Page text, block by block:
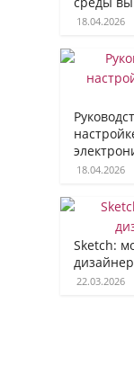
18.04.2026
18.04.2026
Sketch:
22.03.2026